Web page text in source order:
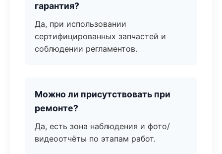
гарантия?
Да, при использовании
сертифицированных запчастей и
соблюдении регламентов.
Можно ли присутствовать при
ремонте?
Да, есть зона наблюдения и фото/
видеоотчёты по этапам работ.